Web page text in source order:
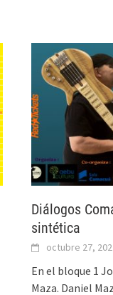
Diálogos
sintética
octubre 27,
En el bloque 1
Maza. Daniel